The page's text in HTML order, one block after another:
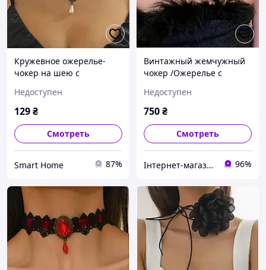
Кружевное ожерелье-
чокер на шею с
искусственного жемчуга в
винтажном стиле
Недоступен
129₴
Смотреть
Smart Home 87%
Винтажный жемчужный
чокер /Ожерелье с
белого жемчуга
Недоступен
750₴
Смотреть
Інтернет-магазин "Хороший день" 96%